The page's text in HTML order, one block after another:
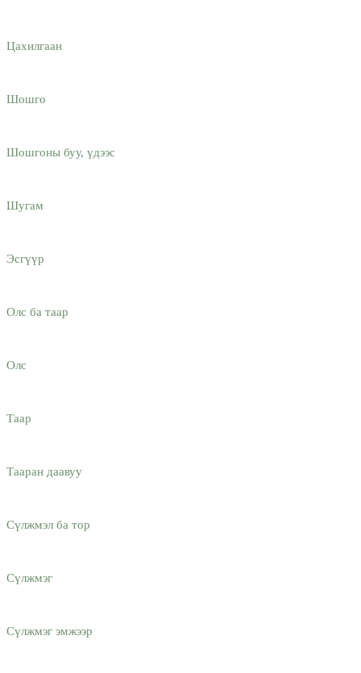
Цахилгаан
Шошго
Шошгоны буу, үдээс
Шугам
Эсгүүр
Олс ба таар
Олс
Таар
Тааран даавуу
Сүлжмэл ба тор
Сүлжмэг
Сүлжмэг эмжээр